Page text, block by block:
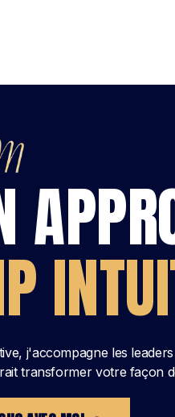
j'accompagne les
transformer votre façon